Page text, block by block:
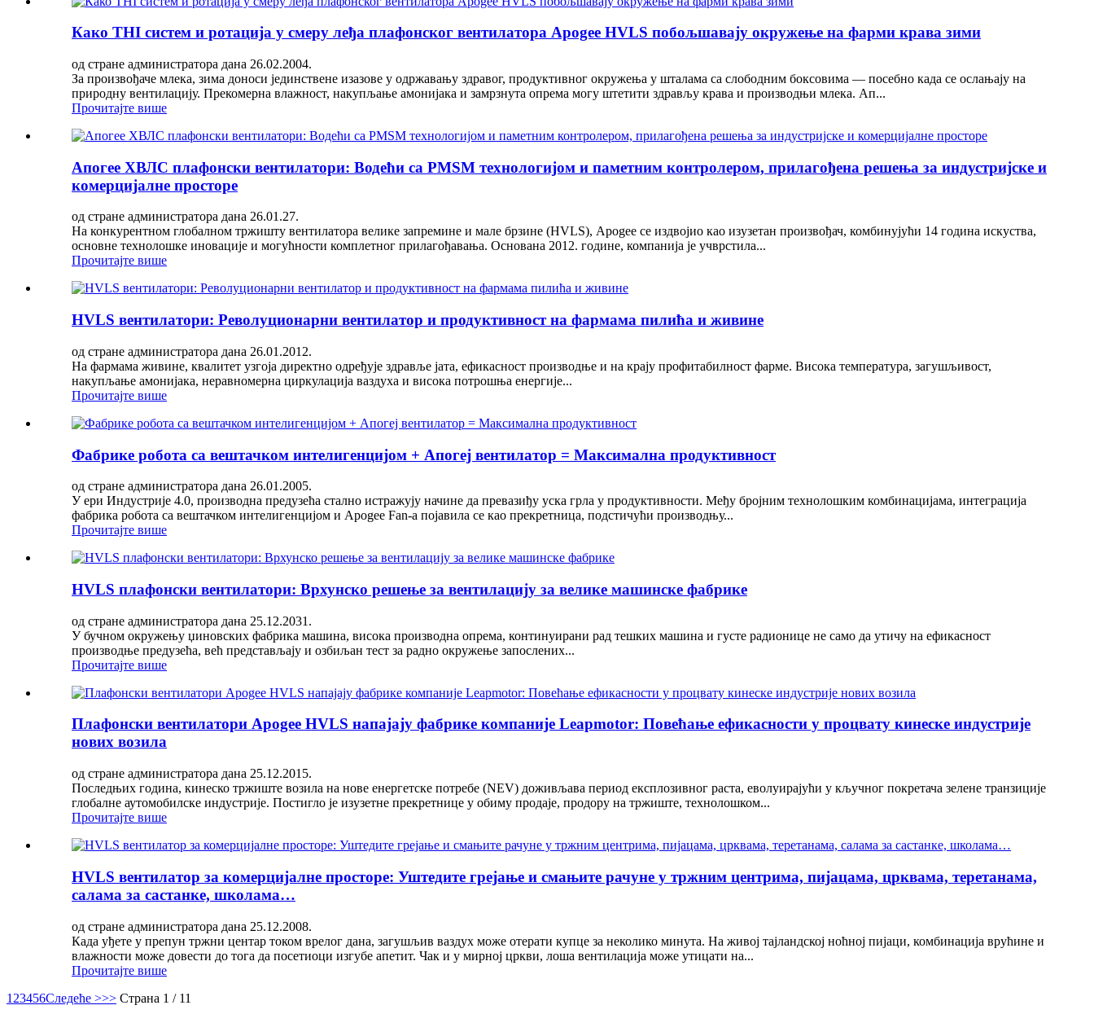
Како THI систем и ротација у смеру леђа плафонског вентилатора Apogee HVLS побољшавају окружење на фарми крава зими
од стране администратора дана 26.02.2004.
За произвођаче млека, зима доноси јединствене изазове у одржавању здравог, продуктивног окружења у шталама са слободним боксовима — посебно када се ослањају на
природну вентилацију. Прекомерна влажност, накупљање амонијака и замрзнута опрема могу штетити здрављу крава и производњи млека. Ап...
Прочитајте више
Апогее ХВЛС плафонски вентилатори: Водећи са PMSM технологијом и паметним контролером, прилагођена решења за индустријске и
комерцијалне просторе
од стране администратора дана 26.01.27.
На конкурентном глобалном тржишту вентилатора велике запремине и мале брзине (HVLS), Apogee се издвојио као изузетан произвођач, комбинујући 14 година искуства,
основне технолошке иновације и могућности комплетног прилагођавања. Основана 2012. године, компанија је учврстила...
Прочитајте више
HVLS вентилатори: Револуционарни вентилатор и продуктивност на фармама пилића и живине
од стране администратора дана 26.01.2012.
На фармама живине, квалитет узгоја директно одређује здравље јата, ефикасност производње и на крају профитабилност фарме. Висока температура, загушљивост,
накупљање амонијака, неравномерна циркулација ваздуха и висока потрошња енергије...
Прочитајте више
Фабрике робота са вештачком интелигенцијом + Апогеј вентилатор = Максимална продуктивност
од стране администратора дана 26.01.2005.
У ери Индустрије 4.0, производна предузећа стално истражују начине да превазиђу уска грла у продуктивности. Међу бројним технолошким комбинацијама, интеграција
фабрика робота са вештачком интелигенцијом и Apogee Fan-а појавила се као прекретница, подстичући производњу...
Прочитајте више
HVLS плафонски вентилатори: Врхунско решење за вентилацију за велике машинске фабрике
од стране администратора дана 25.12.2031.
У бучном окружењу џиновских фабрика машина, висока производна опрема, континуирани рад тешких машина и густе радионице не само да утичу на ефикасност
производње предузећа, већ представљају и озбиљан тест за радно окружење запослених...
Прочитајте више
Плафонски вентилатори Apogee HVLS напајају фабрике компаније Leapmotor: Повећање ефикасности у процвату кинеске индустрије
нових возила
од стране администратора дана 25.12.2015.
Последњих година, кинеско тржиште возила на нове енергетске потребе (NEV) доживљава период експлозивног раста, еволуирајући у кључног покретача зелене транзиције
глобалне аутомобилске индустрије. Постигло је изузетне прекретнице у обиму продаје, продору на тржиште, технолошком...
Прочитајте више
HVLS вентилатор за комерцијалне просторе: Уштедите грејање и смањите рачуне у тржним центрима, пијацама, црквама, теретанама,
салама за састанке, школама…
од стране администратора дана 25.12.2008.
Када уђете у препун тржни центар током врелог дана, загушљив ваздух може отерати купце за неколико минута. На живој тајландској ноћној пијаци, комбинација врућине и
влажности може довести до тога да посетиоци изгубе апетит. Чак и у мирној цркви, лоша вентилација може утицати на...
Прочитајте више
1 23456Следеће >>> Страна 1 / 11